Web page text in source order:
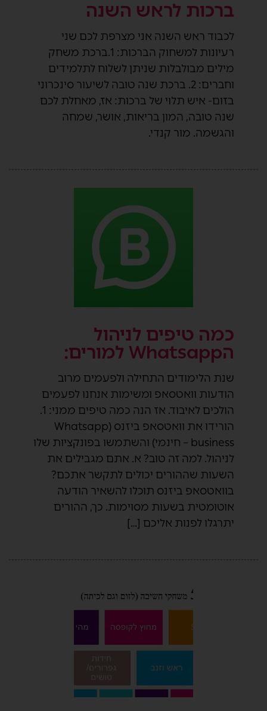
ברכות לראש השנה
לכבוד ראש השנה אני מצרפת לכם שני
רעיונות למשחוק הברכות: 1.ברכת משחק
מילים מבולבלות שניתן לשלוח לתלמידים
וחברים: 2. ברכת שנה טובה לשיעור סינכרוני
בזום- איש תלוי של ברכות: אז, מאחלת לכם
שנה טובה, המון בריאות, אושר, שמחה
והגשמה. מור קנדי.
כמה טיפים לניהול
הWhatsapp למורים:
שנת הלימודים התחילה ולפעמים מרוב
הודעות וואטסאפ ומשימות אנחנו לפעמים
הולכים לאיבוד. אז הנה כמה טיפים ממני: 1.
הורידו את וואטסאפ ביזנס (Whatsapp
business – חינמי) והשתמשו בפונקציות שלו
לניהול. למה זה טוב? א. אתם מגבילים את
השעות שההורים יכולים לתקשר אתכם?
בוואטסאפ ביזנס תוכלו להשאיר הודעה
אוטומטית בשעות מסוימות. כך, ההורים
יתרגלו לפנות אליכם […]